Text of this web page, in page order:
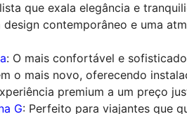
que exala elegância e
design contemporâneo e uma
: O mais confortável e
o mais novo, oferecendo
premium a um preço
G: Perfeito para viajantes que